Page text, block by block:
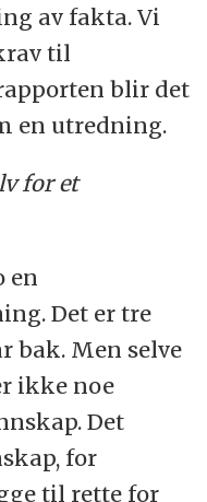
av fakta. Vi
til
blir det
en utredning.
for et
en
Det er tre
bak. Men selve
ikke noe
Det
for
til rette for